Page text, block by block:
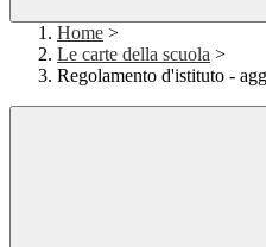
Home >
Le carte della scuola >
Regolamento d'istituto -